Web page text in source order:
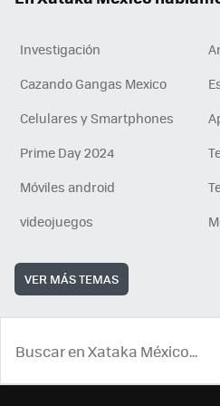
Investigación
Cazando Gangas Mexico
Celulares y Smartphones
Prime Day 2024
Móviles android
videojuegos
VER MÁS TEMAS